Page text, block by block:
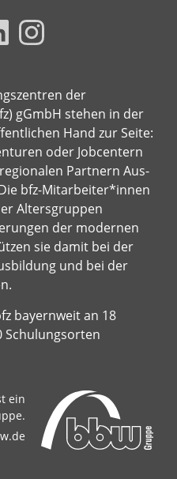
der
gGmbH stehen in der
Hand zur Seite:
oder Jobcentern
Partnern Aus-
bfz-Mitarbeiter*innen
Altersgruppen
der modernen
sie damit bei der
und bei der
bayernweit an 18
ein